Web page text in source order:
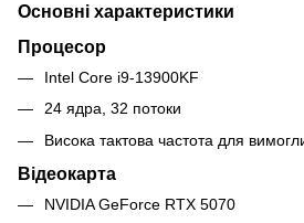
Основні характеристики
Процесор
Intel Core i9-13900KF
24 ядра, 32 потоки
Висока тактова частота для
Відеокарта
NVIDIA GeForce RTX 5070